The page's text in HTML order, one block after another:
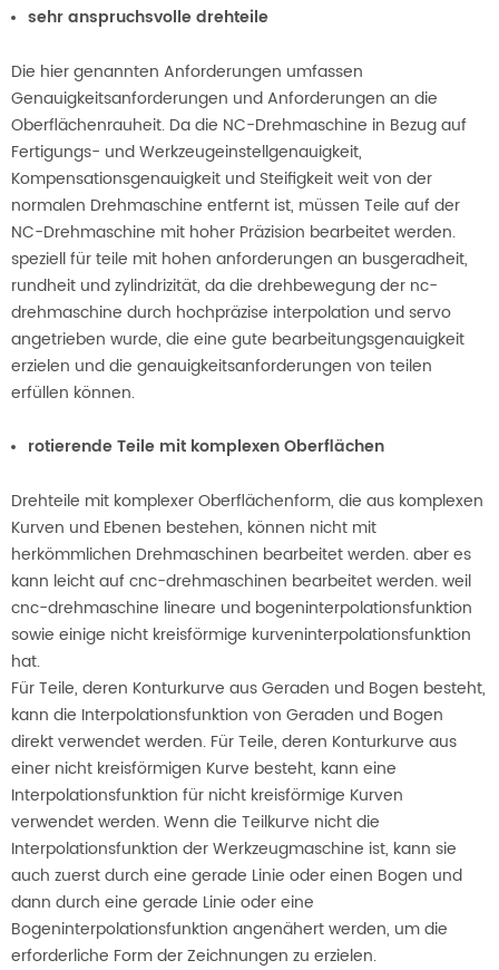
sehr anspruchsvolle drehteile
Die hier genannten Anforderungen umfassen
Genauigkeitsanforderungen und Anforderungen an die
Oberflächenrauheit. Da die NC-Drehmaschine in Bezug auf
Fertigungs- und Werkzeugeinstellgenauigkeit,
Kompensationsgenauigkeit und Steifigkeit weit von der
normalen Drehmaschine entfernt ist, müssen Teile auf der
NC-Drehmaschine mit hoher Präzision bearbeitet werden.
speziell für teile mit hohen anforderungen an busgeradheit,
rundheit und zylindrizität, da die drehbewegung der nc-
drehmaschine durch hochpräzise interpolation und servo
angetrieben wurde, die eine gute bearbeitungsgenauigkeit
erzielen und die genauigkeitsanforderungen von teilen
erfüllen können.
rotierende Teile mit komplexen Oberflächen
Drehteile mit komplexer Oberflächenform, die aus komplexen
Kurven und Ebenen bestehen, können nicht mit
herkömmlichen Drehmaschinen bearbeitet werden. aber es
kann leicht auf cnc-drehmaschinen bearbeitet werden. weil
cnc-drehmaschine lineare und bogeninterpolationsfunktion
sowie einige nicht kreisförmige kurveninterpolationsfunktion
hat.
Für Teile, deren Konturkurve aus Geraden und Bogen besteht,
kann die Interpolationsfunktion von Geraden und Bogen
direkt verwendet werden. Für Teile, deren Konturkurve aus
einer nicht kreisförmigen Kurve besteht, kann eine
Interpolationsfunktion für nicht kreisförmige Kurven
verwendet werden. Wenn die Teilkurve nicht die
Interpolationsfunktion der Werkzeugmaschine ist, kann sie
auch zuerst durch eine gerade Linie oder einen Bogen und
dann durch eine gerade Linie oder eine
Bogeninterpolationsfunktion angenähert werden, um die
erforderliche Form der Zeichnungen zu erzielen.